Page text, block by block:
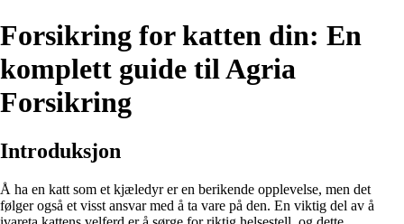
Forsikring for katten din: En
komplett guide til Agria
Forsikring
Introduksjon
Å ha en katt som et kjæledyr er en berikende opplevelse, men det
følger også et visst ansvar med å ta vare på den. En viktig del av å